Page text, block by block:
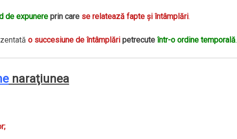
de expunereprin care se relatează fapte şi întâmplări.
o succesiune de întâmplăripetrecute într-o ordine temporală.
naraţiunea